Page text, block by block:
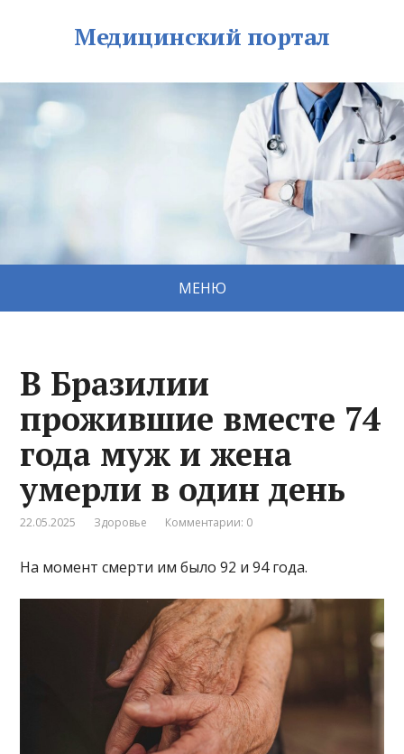
Медицинский портал
МЕНЮ
В Бразилии
прожившие вместе 74
года муж и жена
умерли в один день
22.05.2025 Здоровье Комментарии: 0
На момент смерти им было 92 и 94 года.